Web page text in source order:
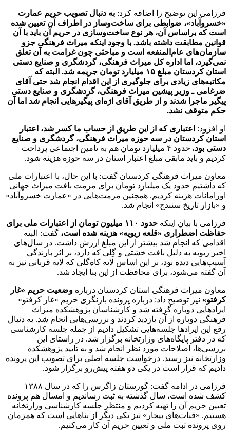
فرزامی این توضیح را اضافه کرد: به دنبال تصویب حریم عمارت
«خسروآباد»، ضوابطی برای ساخت‌وساز در اطراف آن تعیین شده
است که براساس آن، هر نوع ساخت‌وسازی در حریم آن باید با آن
قوانین مطابقت داشته باشد. با وجود اینکه میراث فرهنگی جزو
سازمان‌های عام‌المنفعه است و مباحثی چون غرامت به آن تعلق
نمی‌گیرد، اما اداره کل میراث فرهنگی، گردشگری و صنایع دستی
استان کردستان مبلغ ١۵ میلیارد تومان جریمه شد. البته که
مکاتبه‌های زیادی برای جلوگیری از این اقدام انجام شد حتی آقای
ضرغامی ـ وزیر پیشین میراث فرهنگی، گردشگری و صنایع دستی
پیگیر ماجرا شدند و از طریق آقای اژه‌ای پیگیرهایی انجام شد اما آن
حکم متوقف نشد.
او افزود: اعتباری که از این طریق از حساب ما کسر شد، اعتبار
استان کردستان در سه حوزه میراث فرهنگی، گردشگری و صنایع
دستی بود.
حدود ۴ میلیارد تومان هم به تامین اجتماعی پرداخت
کردیم و باید مابقی مبلغ اعتبار استان در سه حوزه هزینه شود.
معاون میراث فرهنگی کردستان گفت: با این حال، با اعتبارات ملی
که داشتیم حدود یک میلیارد تومان برای مرمت بافت‌ میراث جهانی
اورامانات هزینه کردیم. همچنین مرمت‌هایی در «عمارت خسروآباد»
و «بازار تاریخ سنندج» انجام شد.
فرزامی با بیان اینکه
حدود ١١٠ میلیون تومان از اعتبارات ملی برای
حفاظت اضطراری «قلعه زیویه» هزینه شده است، گفت: البته
اقدامی که انجام شد بیشتر از این مبلغ ارزش داشت. در سال‌های
اخیر زیویه به دلیل بافت خشتی و گِلی که دارد، بر اثر بارندگی
آسیب‌هایی دیده بود، بر این اساس لایه کاه‌گلی که لایه قربانی نیز به
آن گفته‌ می‌شود، برای محافظت از این بنا ایجاد شد.
معاون میراث فرهنگی استان کردستان درباره وضعیت حریم «غار
کرفتو» نیز توضیح داد: درباره پرونده بازنگری حریم «غار کرفتو»
ایرادهایی دوباره گرفته شد و کارشناسان پژوهشکده میراث
فرهنگی دوباره از آن بازدید کردند و بررسی‌هایی انجام شد. به دنبال
رفع این ایرادها جلسه‌هایی تشکیل دادیم از جمله جلسه کارشناسی
که در دفتر پایگاه‌های وزارتخانه برگزار شد. در راستای این
بررسی‌ها، اصلاحات مورد نظر انجام شد و به تایید پژوهشکده
وزارتخانه نیز رسید. درخواست جلسه اصلی برای تصویب این پرونده
دادیم که قرار است در یکی دو هفته پیش‌رو برگزار شود.
فرزامی در ادامه گفت: گورستان زاگرس را که در سال ١٣٨٨
کشف شده است، سال گذشته به ثبت رساندیم و امسال هم پرونده
تعیین حریم‌ آن را تهیه کردیم و منتظر جلسه کارشناسی وزارتخانه
هستیم. «قنات‌های بیجار» نیز یکی دیگر از بناهایی است که همزمان
روی پرونده ثبت ملی و تعیین حریم آن کار می‌کنیم.